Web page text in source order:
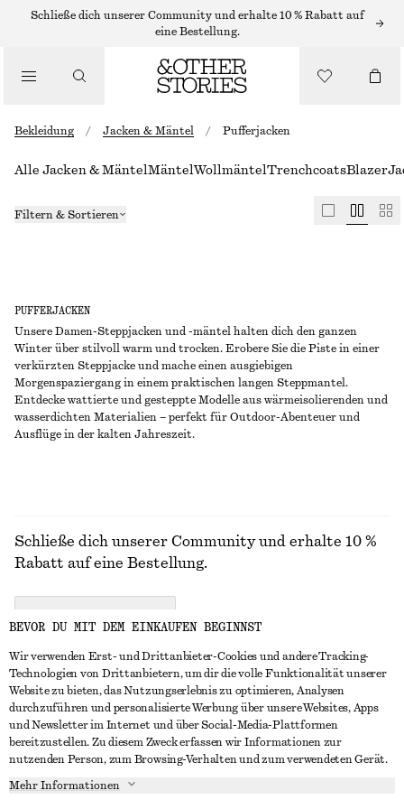
Schließe dich unserer Community und erhalte 10 % Rabatt auf
eine Bestellung.
Bekleidung / Jacken & Mäntel / Pufferjacken
PUFFERJACKEN
Unsere Damen-Steppjacken und -mäntel halten dich den ganzen
Winter über stilvoll warm und trocken. Erobere Sie die Piste in einer
verkürzten Steppjacke und mache einen ausgiebigen
Morgenspaziergang in einem praktischen langen Steppmantel.
Entdecke wattierte und gesteppte Modelle aus wärmeisolierenden und
wasserdichten Materialien – perfekt für Outdoor-Abenteuer und
Ausflüge in der kalten Jahreszeit.
Alle Jacken & MäntelMäntelWollmäntelTrenchcoatsBlazer
Filtern & Sortieren
IN KONTAKT TRETEN
Kontakt
Storefinder
Affiliates
Instagram
Pinterest
KUNDENSERVICE
INFO
Schließe dich unserer Community und erhalte 10 %
Rabatt auf eine Bestellung.
BEVOR DU MIT DEM EINKAUFEN BEGINNST
Wir verwenden Erst- und Drittanbieter-Cookies und andere Tracking-
Technologien von Drittanbietern, um dir die volle Funktionalität unserer
Website zu bieten, das Nutzungserlebnis zu optimieren, Analysen
durchzuführen und personalisierte Werbung über unsere Websites, Apps
und Newsletter im Internet und über Social-Media-Plattformen
bereitzustellen. Zu diesem Zweck erfassen wir Informationen zur
nutzenden Person, zum Browsing-Verhalten und zum verwendeten Gerät.
Mehr Informationen